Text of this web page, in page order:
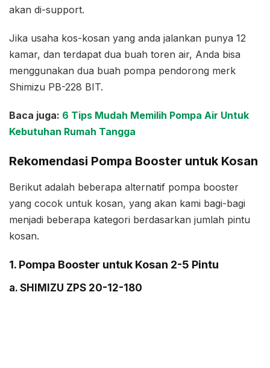
akan di-support.
Jika usaha kos-kosan yang anda jalankan punya 12
kamar, dan terdapat dua buah toren air, Anda bisa
menggunakan dua buah pompa pendorong merk
Shimizu PB-228 BIT.
Baca juga: 6 Tips Mudah Memilih Pompa Air Untuk
Kebutuhan Rumah Tangga
Rekomendasi Pompa Booster untuk Kosan
Berikut adalah beberapa alternatif pompa booster
yang cocok untuk kosan, yang akan kami bagi-bagi
menjadi beberapa kategori berdasarkan jumlah pintu
kosan.
1. Pompa Booster untuk Kosan 2-5 Pintu
a. SHIMIZU ZPS 20-12-180